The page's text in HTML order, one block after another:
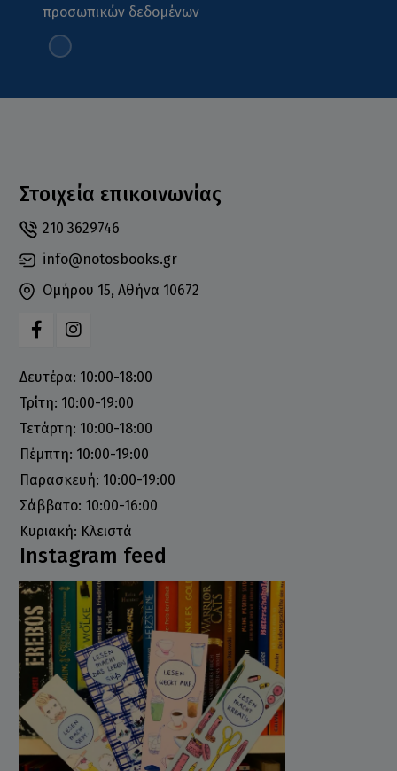
προσωπικών δεδομένων
Στοιχεία επικοινωνίας
210 3629746
info@notosbooks.gr
Ομήρου 15, Αθήνα 10672
Δευτέρα: 10:00-18:00
Τρίτη: 10:00-19:00
Τετάρτη: 10:00-18:00
Πέμπτη: 10:00-19:00
Παρασκευή: 10:00-19:00
Σάββατο: 10:00-16:00
Κυριακή: Κλειστά
Instagram feed